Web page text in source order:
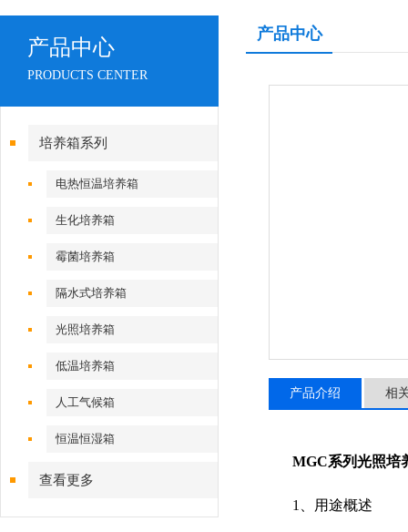
产品中心
PRODUCTS CENTER
培养箱系列
电热恒温培养箱
生化培养箱
霉菌培养箱
隔水式培养箱
光照培养箱
低温培养箱
人工气候箱
恒温恒湿箱
查看更多
产品中心
产品介绍 相
MGC系列光照
1、用途概述